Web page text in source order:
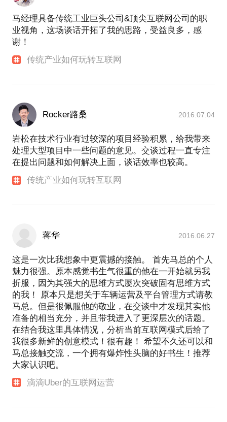
马经理具备传统工业巨头公司&顶尖互联网公司的职
业视角，这场谈话开拓了我的思路，受益良多，感
谢！
传统产业如何玩转互联网
Rocker路桑 2016.07.04
岩松在技术行业有过较深的项目经验积累，给我带来
处理大型项目中一些问题的意见。交谈过程一直专注
在提出问题和如何解决上面，谈话效率也较高。
传统产业如何玩转互联网
蒋华 2016.06.27
这是一次比我想象中更震撼的接触。 首先马总的个人
魅力很强。原本感觉书生气很重的他在一开始就另我
折服，因为其强大的思维方式屡次突破固有思维方式
的我！ 原本只是想关于车辆运营及平台管理方式请教
马总。但是很佩服他的敬业，在交谈中才发现其实他
准备的相当充分，并且带我进入了更深层次的话题。
在结合我这里具体情况，分析当前互联网模式后给了
我很多新鲜的创意模式！很有趣！ 希望不久还可以和
马总接触交流，一个拥有爆炸性头脑的好书生！推荐
大家认识吧。
滴滴Uber的互联网运营